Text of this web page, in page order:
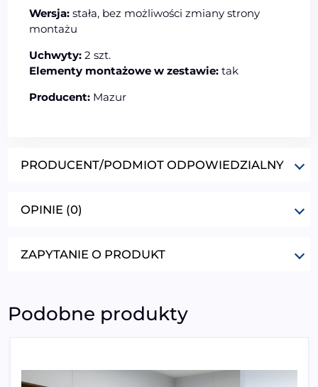
Wersja: stała, bez możliwości zmiany strony
montażu
Uchwyty: 2 szt.
Elementy montażowe w zestawie: tak
Producent: Mazur
PRODUCENT/PODMIOT ODPOWIEDZIALNY
OPINIE (0)
ZAPYTANIE O PRODUKT
Podobne produkty